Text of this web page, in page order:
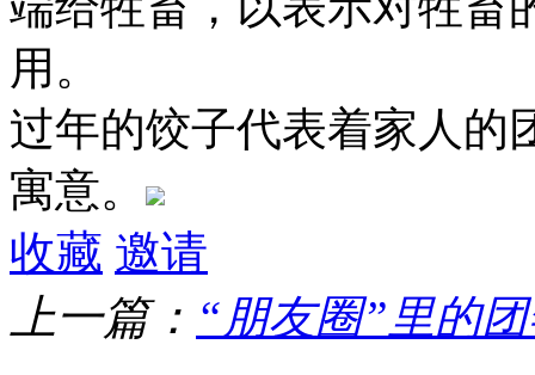
用。
过年的饺子代表着家人的
寓意。
收藏 邀请
上一篇： “朋友圈”里的